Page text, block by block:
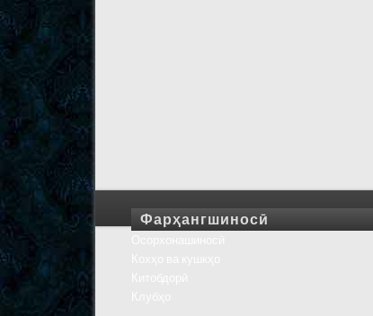
Фарҳангшиносӣ